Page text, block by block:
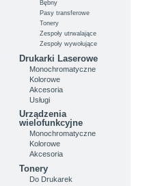
Bębny
Pasy transferowe
Tonery
Zespoły utrwalające
Zespoły wywołujące
Drukarki Laserowe
Monochromatyczne
Kolorowe
Akcesoria
Usługi
Urządzenia
wielofunkcyjne
Monochromatyczne
Kolorowe
Akcesoria
Tonery
Do Drukarek